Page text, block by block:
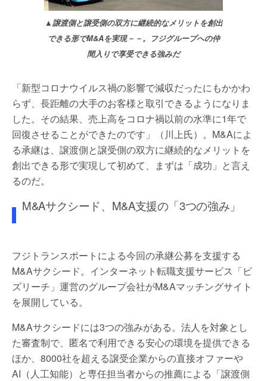
▲譲渡側と譲受側の双方に継続的なメリットを創出
できる形でM&Aを実現－－。フジグループへの仲
間入りで享受できる強みだ
「新型コロナウイルス禍の影響で減収だったにもかかわ
らず、長距離の大手のお客様と取引できるようになりま
した。その結果、売上高をコロナ禍以前の水準に1年で
回復させることができたのです」（川上氏）。M&Aによ
る承継は、譲渡側と譲受側の双方に継続的なメリットを
創出できる形で実現して初めて、まずは「成功」と言え
るのだ。
M&Aサクシード、M&A支援の「3つの強み」
フジトランスポートによる今回の承継公募を支援する
M&Aサクシード。インターネット転職支援サービス「ビ
ズリーチ」運営のグループ会社がM&Aマッチングサイト
を展開している。
M&Aサクシードには3つの強みがある。法人を対象とし
た審査制で、匿名で利用できる安心の環境を提供できる
ほか、8000社を超える譲受企業からの直接オファーや
AI（人工知能）と専任担当者からの推薦による「譲渡側